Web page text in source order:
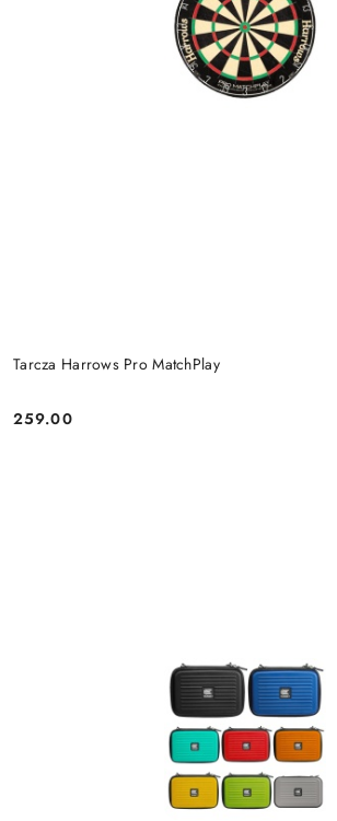
Tarcza Harrows Pro MatchPlay
Cena:
259.00